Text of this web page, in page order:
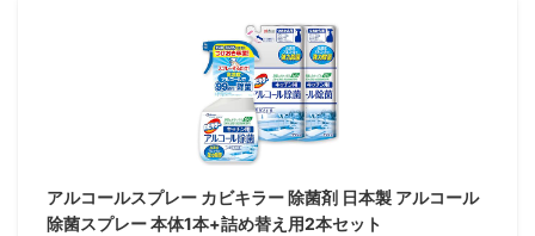
アルコールスプレー カビキラー 除菌剤 日本製 アルコール
除菌スプレー 本体1本+詰め替え用2本セット